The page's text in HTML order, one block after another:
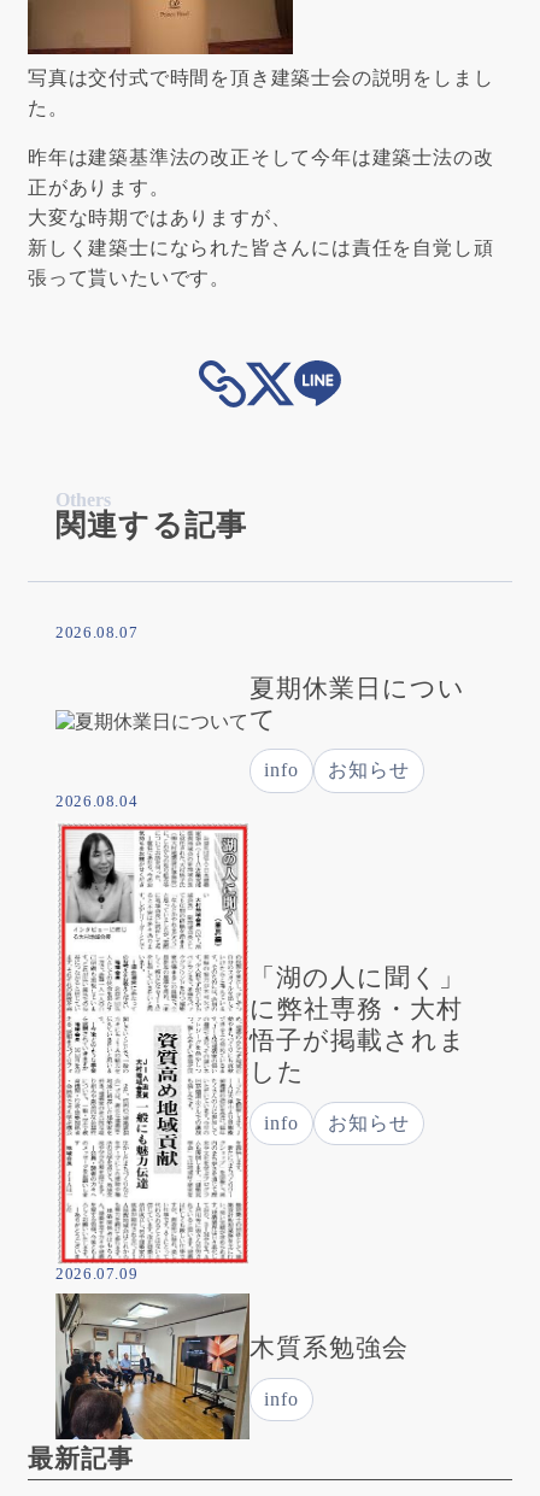
写真は交付式で時間を頂き建築士会の説明をしまし
た。
昨年は建築基準法の改正そして今年は建築士法の改
正があります。
大変な時期ではありますが、
新しく建築士になられた皆さんには責任を自覚し頑
張って貰いたいです。
Others
関連する記事
2026.08.07
夏期休業日につい
て
info お知らせ
2026.08.04
「湖の人に聞く」
に弊社専務・大村
悟子が掲載されま
した
info お知らせ
2026.07.09
木質系勉強会
info
最新記事